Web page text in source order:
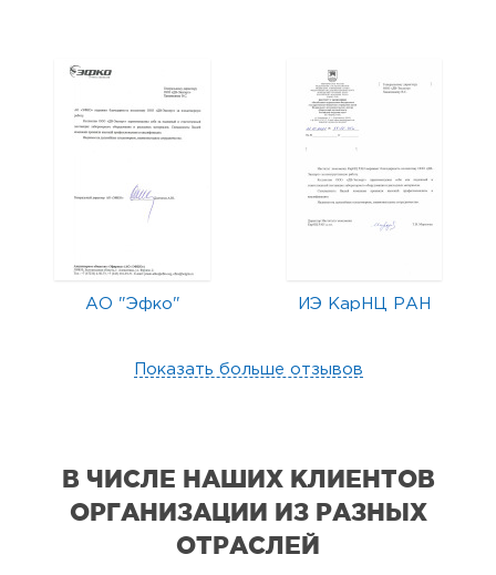
АО "Эфко" ИЭ КарНЦ РАН
Показать больше отзывов
В ЧИСЛЕ НАШИХ КЛИЕНТОВ
ОРГАНИЗАЦИИ ИЗ РАЗНЫХ
ОТРАСЛЕЙ